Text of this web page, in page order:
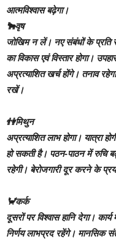
आत्मविश्वास बढ़ेगा।
🐂वृष
जोखिम न लें। नए संबंधों के प्रति
का विकास एवं विस्तार होगा।
अप्रत्याशित खर्च होंगे। तनाव
रखें।
👫मिथुन
अप्रत्याशित लाभ होगा। यात्रा
हो सकती है। पठन-पाठन में रुचि
रहेगी। बेरोजगारी दूर करने के
🦀कर्क
दूसरों पर विश्वास हानि देगा।
निर्णय लाभप्रद रहेंगे। मानसिक